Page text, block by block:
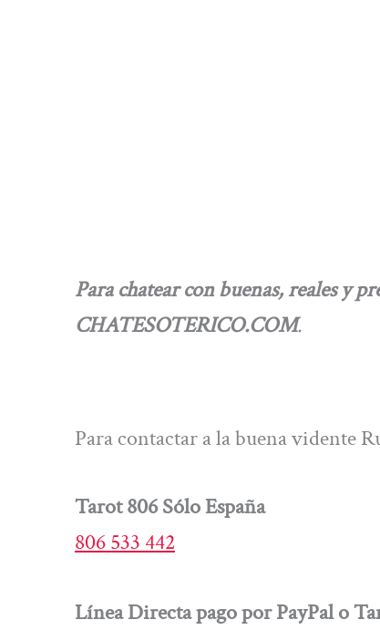
Para chatear con buenas, reales y
CHATESOTERICO.COM.
Para contactar a la buena vidente
Tarot 806 Sólo España
806 533 442
Línea Directa pago por PayPal o